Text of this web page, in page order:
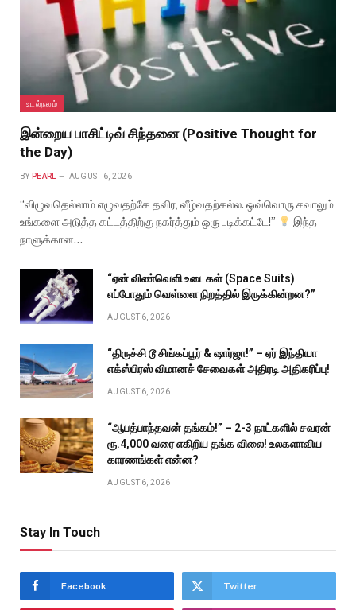
உடல்நலம்
இன்றைய பாசிட்டிவ் சிந்தனை (Positive Thought for
the Day)
BY PEARL AUGUST 6, 2026
“விழுவதெல்லாம் எழுவதற்கே தவிர, வீழ்வதற்கல்ல. ஒவ்வொரு சவாலும்
உங்களை அடுத்த கட்டத்திற்கு நகர்த்தும் ஒரு படிக்கட்டே!”
இந்த
நாளுக்கான…
“ஏன் விண்வெளி உடைகள் (Space Suits)
எப்போதும் வெள்ளை நிறத்தில் இருக்கின்றன?”
AUGUST 6, 2026
“திருச்சி டூ சிங்கப்பூர் & ஷார்ஜா!” – ஏர் இந்தியா
எக்ஸ்பிரஸ் விமானச் சேவைகள் அதிரடி அதிகரிப்பு!
AUGUST 6, 2026
“ஆபத்பாந்தவன் தங்கம்!” – 2-3 நாட்களில் சவரன்
ரூ.4,000 வரை எகிறிய தங்க விலை! உலகளாவிய
காரணங்கள் என்ன?
AUGUST 6, 2026
Stay In Touch
Facebook Twitter